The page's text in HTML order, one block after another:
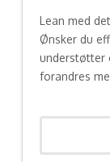
Lean med
Ønsker du
understøtter
forandres